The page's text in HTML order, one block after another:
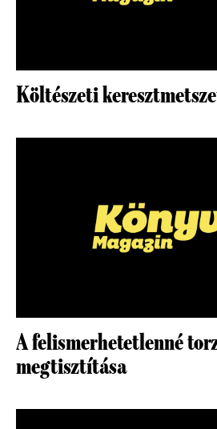
Költészeti
A felismerhetetlenné
megtisztítása